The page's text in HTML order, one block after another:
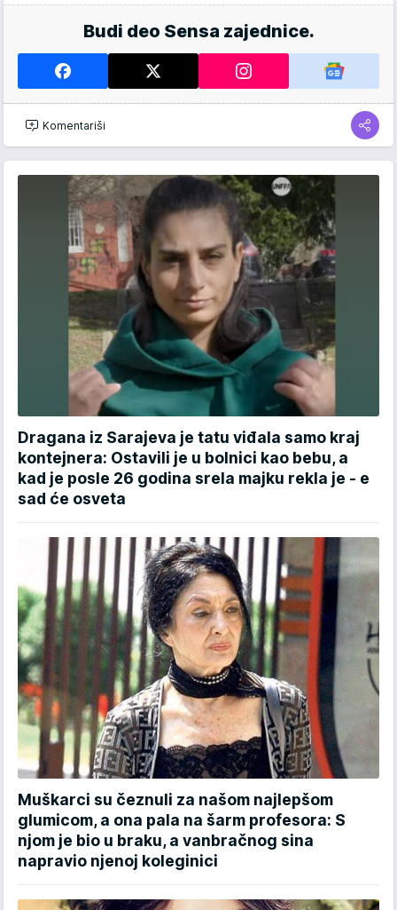
Budi deo Sensa zajednice.
Komentariši
Dragana iz Sarajeva je tatu viđala samo kraj
kontejnera: Ostavili je u bolnici kao bebu, a
kad je posle 26 godina srela majku rekla je - e
sad će osveta
Muškarci su čeznuli za našom najlepšom
glumicom, a ona pala na šarm profesora: S
njom je bio u braku, a vanbračnog sina
napravio njenoj koleginici